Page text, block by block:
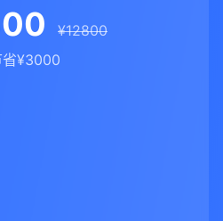
¥12800
省¥3000